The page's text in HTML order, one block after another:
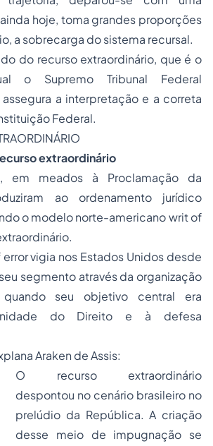
hoje, toma grandes proporções
a sobrecarga do sistema recursal.
do recurso extraordinário, que é o
o Supremo Tribunal Federal
a interpretação e a correta
Federal.
extraordinário
em meados à Proclamação da
ao ordenamento jurídico
o modelo norte-americanowrit of
vigia nos Estados Unidos desde
segmento através da organização
quando seu objetivo central era
do Direito e à defesa
Araken de Assis:
O recurso extraordinário
despontou no cenário brasileiro no
prelúdio da República. A criação
desse meio de impugnação se